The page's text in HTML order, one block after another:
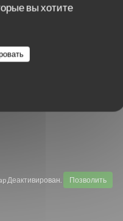
вы хотите
Деактивирован. Позволить